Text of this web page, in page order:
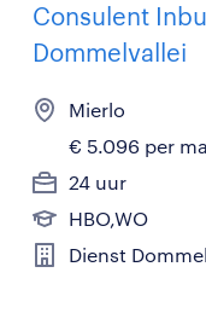
Consulent
Dommelvallei
Mierlo
€ 5.096 per
24 uur
HBO,WO
Dienst